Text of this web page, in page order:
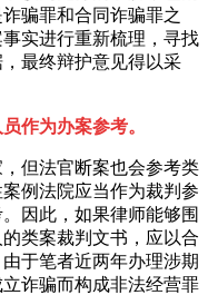
骗罪和合同诈骗罪之
实进行重新梳理，寻找
最终辩护意见得以采
作为办案参考。
但法官断案也会参考类
例法院应当作为裁判参
因此，如果律师能够围
类案裁判文书，应以合
于笔者近两年办理涉期
诈骗而构成非法经营罪